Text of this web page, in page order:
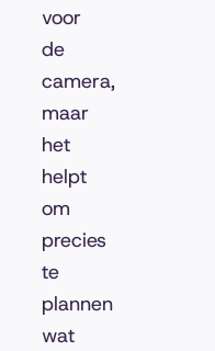
voor
de
camera,
maar
het
helpt
om
precies
te
plannen
wat